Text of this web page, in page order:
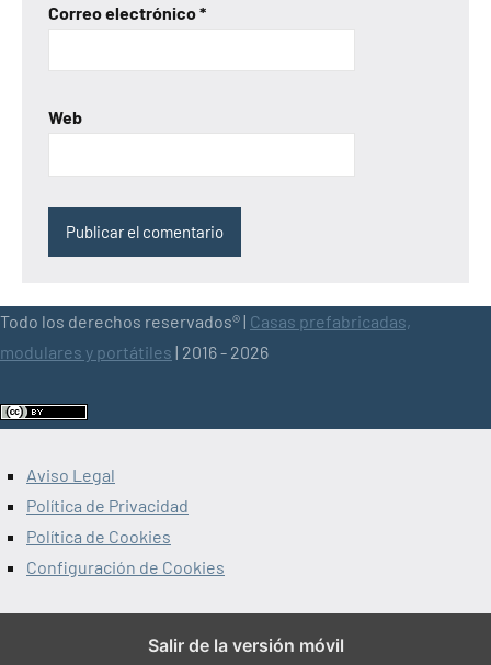
Correo electrónico*
Web
Todo los derechos reservados® | Casas prefabricadas,
modulares y portátiles | 2016 - 2026
Aviso Legal
Política de Privacidad
Política de Cookies
Configuración de Cookies
Salir de la versión móvil